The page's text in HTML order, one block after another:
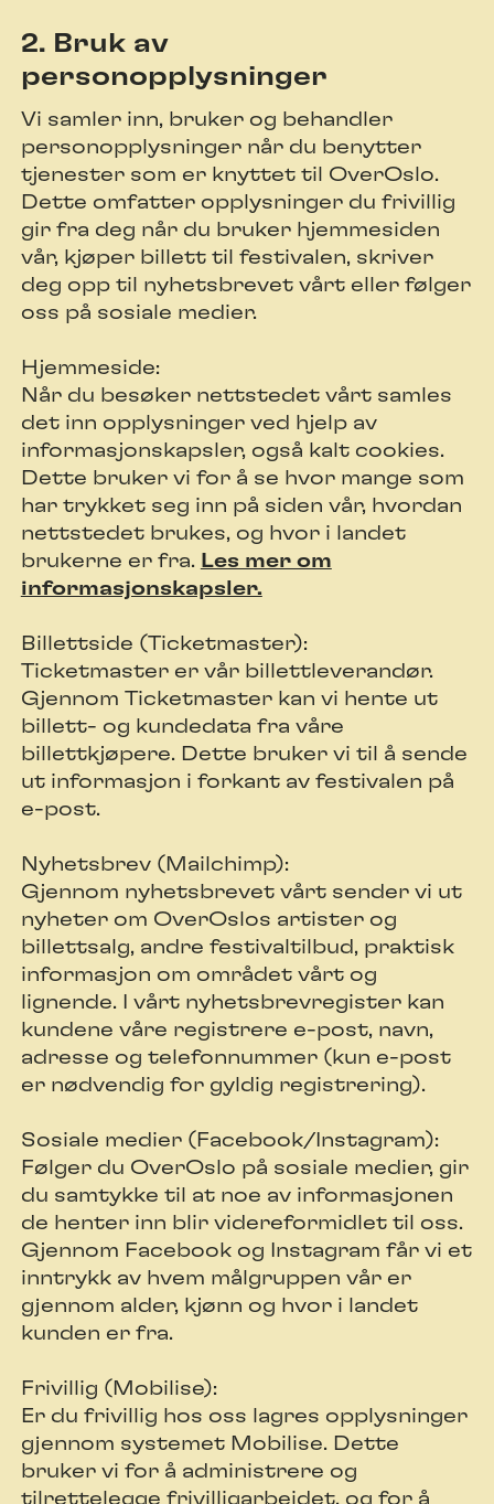
2. Bruk av
personopplysninger
Vi samler inn, bruker og behandler
personopplysninger når du benytter
tjenester som er knyttet til OverOslo.
Dette omfatter opplysninger du frivillig
gir fra deg når du bruker hjemmesiden
vår, kjøper billett til festivalen, skriver
deg opp til nyhetsbrevet vårt eller følger
oss på sosiale medier.
Hjemmeside:
Når du besøker nettstedet vårt samles
det inn opplysninger ved hjelp av
informasjonskapsler, også kalt cookies.
Dette bruker vi for å se hvor mange som
har trykket seg inn på siden vår, hvordan
nettstedet brukes, og hvor i landet
brukerne er fra. Les mer om
informasjonskapsler.
Billettside (Ticketmaster):
Ticketmaster er vår billettleverandør.
Gjennom Ticketmaster kan vi hente ut
billett- og kundedata fra våre
billettkjøpere. Dette bruker vi til å sende
ut informasjon i forkant av festivalen på
e-post.
Nyhetsbrev (Mailchimp):
Gjennom nyhetsbrevet vårt sender vi ut
nyheter om OverOslos artister og
billettsalg, andre festivaltilbud, praktisk
informasjon om området vårt og
lignende. I vårt nyhetsbrevregister kan
kundene våre registrere e-post, navn,
adresse og telefonnummer (kun e-post
er nødvendig for gyldig registrering).
Sosiale medier (Facebook/Instagram):
Følger du OverOslo på sosiale medier, gir
du samtykke til at noe av informasjonen
de henter inn blir videreformidlet til oss.
Gjennom Facebook og Instagram får vi et
inntrykk av hvem målgruppen vår er
gjennom alder, kjønn og hvor i landet
kunden er fra.
Frivillig (Mobilise):
Er du frivillig hos oss lagres opplysninger
gjennom systemet Mobilise. Dette
bruker vi for å administrere og
tilrettelegge frivilligarbeidet, og for å